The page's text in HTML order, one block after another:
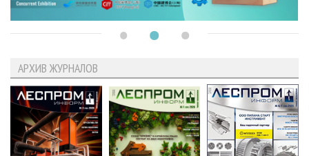
АРХИВ ЖУРНАЛОВ